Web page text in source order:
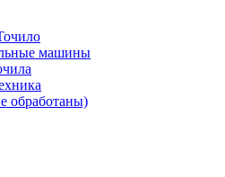
машины
обработаны)